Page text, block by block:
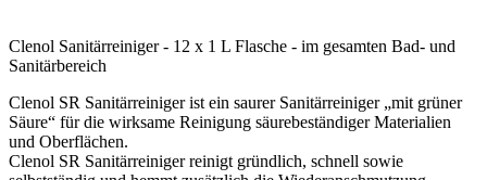
Clenol Sanitärreiniger - 12 x 1 L Flasche - im gesamten Bad- und
Sanitärbereich
Clenol SR Sanitärreiniger ist ein saurer Sanitärreiniger „mit grüner
Säure“ für die wirksame Reinigung säurebeständiger Materialien
und Oberflächen.
Clenol SR Sanitärreiniger reinigt gründlich, schnell sowie